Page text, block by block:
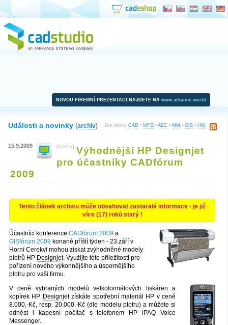
NOVOU FIREMNÍ PREZENTACI NAJDETE NA www.arkance.world
Dle oboru: CAD • MFG • AEC • MM • GIS • HW
Události a novinky (archiv)
15.9.2009 [21911x] Výhodnější HP Designjet
pro účastníky CADfórum
2009
Tento článek archivu může obsahovat zastaralé informace - je již
více (17) roků starý !
Účastníci konference CADfórum 2009 a
GISfórum 2009 konané příští týden - 23.září v
Horní Cerekvi mohou získat zvýhodněné modely
plotrů HP Designjet. Využijte této příležitosti pro
pořízení nového výkonnějšího a úspornějšího
plotru pro vaši firmu.
V ceně vybraných modelů velkoformátových tiskáren a
kopírek HP Designjetzískáte spotřební materiál HP v ceně
8.000,-Kč, resp. 20.000,-Kč (dle modelu plotru) a můžete si
odnést i kapesní počítač s telefonem HP iPAQ Voice
Messenger.